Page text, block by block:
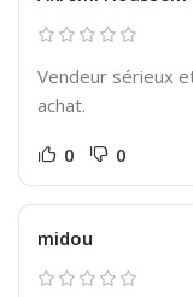
Vendeur sérieux
achat.
0 0
midou